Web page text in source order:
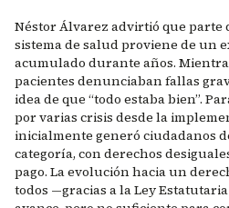
Néstor Álvarez advirtió que parte
sistema de salud proviene de un
acumulado durante años.
pacientes denunciaban fallas
idea de que “todo estaba bien”.
por varias crisis desde la
inicialmente generó ciudadanos
categoría, con derechos
pago. La evolución hacia un
todos —gracias a la Ley